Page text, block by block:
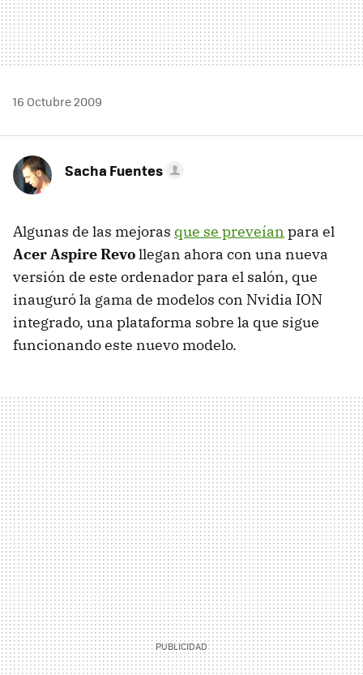
16 Octubre 2009
Sacha Fuentes
Algunas de las mejoras que se preveían para el
Acer Aspire Revollegan ahora con una nueva
versión de este ordenador para el salón, que
inauguró la gama de modelos con Nvidia ION
integrado, una plataforma sobre la que sigue
funcionando este nuevo modelo.